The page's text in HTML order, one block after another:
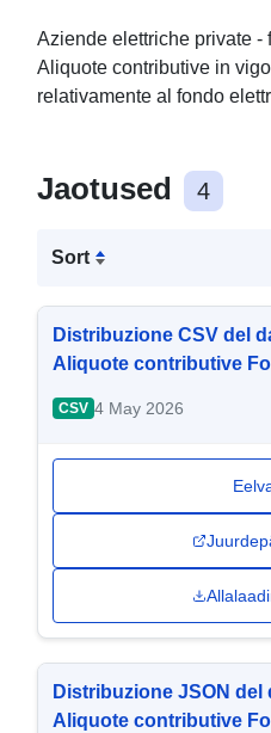
Aziende elettriche private -
Aliquote contributive in
relativamente al fondo
Jaotused 4
Sort
Distribuzione CSV del
Aliquote contributive
CSV 4 May 2026
Distribuzione JSON del
Aliquote contributive